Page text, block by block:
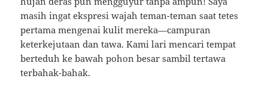
masih ingat ekspresi wajah teman-teman saat tetes
pertama mengenai kulit mereka—campuran
keterkejutaan dan tawa. Kami lari mencari tempat
berteduh ke bawah pohon besar sambil tertawa
terbahak-bahak.